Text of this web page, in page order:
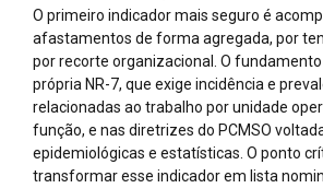
O primeiro indicador mais seguro é
afastamentos de forma agregada, por
por recorte organizacional. O
própria NR-7, que exige incidência e
relacionadas ao trabalho por unidade
função, e nas diretrizes do PCMSO
epidemiológicas e estatísticas. O ponto
transformar esse indicador em lista